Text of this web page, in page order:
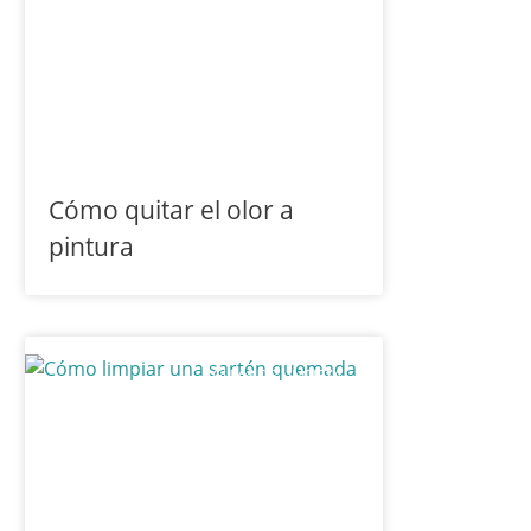
Cómo quitar el olor a
pintura
GUÍAS DE LIMPIEZA